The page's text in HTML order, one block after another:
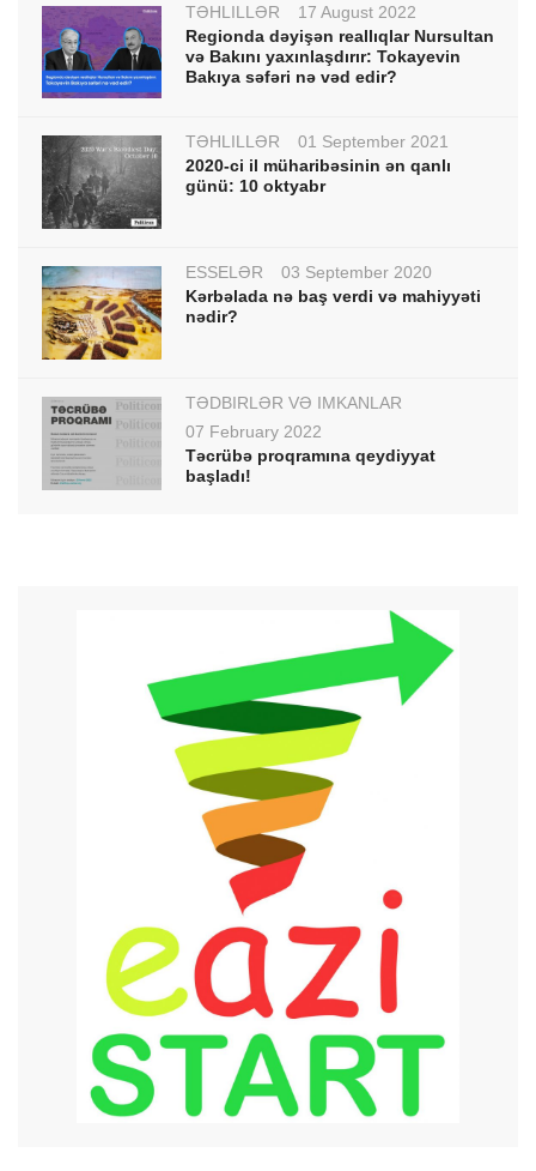
TƏHLİLLƏR
17 August 2022
Regionda dəyişən reallıqlar Nursultan
və Bakını yaxınlaşdırır: Tokayevin
Bakıya səfəri nə vəd edir?
TƏHLİLLƏR
01 September 2021
2020-ci il müharibəsinin ən qanlı
günü: 10 oktyabr
ESSELƏR
03 September 2020
Kərbəlada nə baş verdi və mahiyyəti
nədir?
TƏDBİRLƏR VƏ İMKANLAR
07 February 2022
Təcrübə proqramına qeydiyyat
başladı!